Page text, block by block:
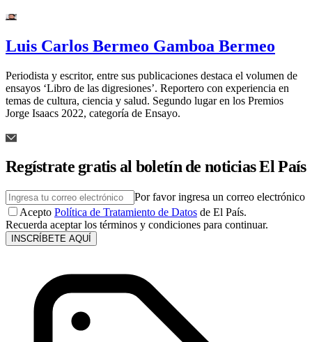
Luis Carlos Bermeo Gamboa Bermeo
Periodista y escritor, entre sus publicaciones destaca el volumen de
ensayos ‘Libro de las digresiones’. Reportero con experiencia en
temas de cultura, ciencia y salud. Segundo lugar en los Premios
Jorge Isaacs 2022, categoría de Ensayo.
Regístrate gratis al boletín de noticias El País
Por favor ingresa un correo electrónico
Acepto Política de Tratamiento de Datos de El País.
Recuerda aceptar los términos y condiciones para continuar.
INSCRÍBETE AQUÍ